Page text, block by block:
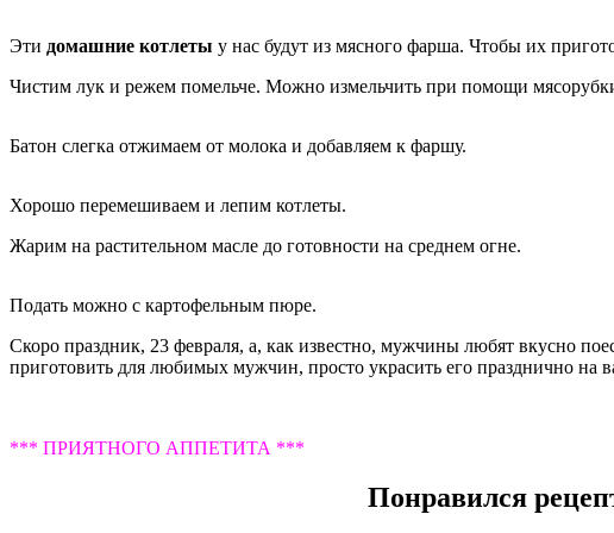
Эти домашние котлеты у нас будут из мясного фарша. Чтобы их
Чистим лук и режем помельче. Можно измельчить при помощи
Батон слегка отжимаем от молока и добавляем к фаршу.
Хорошо перемешиваем и лепим котлеты.
Жарим на растительном масле до готовности на среднем огне.
Подать можно с картофельным пюре.
Скоро праздник, 23 февраля, а, как известно, мужчины любят вкусно
приготовить для любимых мужчин, просто украсить его празднично на
*** ПРИЯТНОГО АППЕТИТА ***
Понравился